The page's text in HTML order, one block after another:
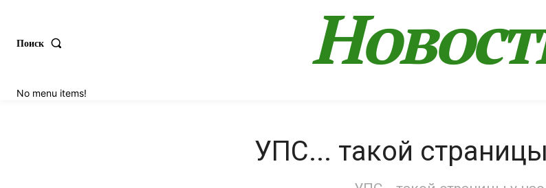
Поиск
No menu items!
УПС... такой